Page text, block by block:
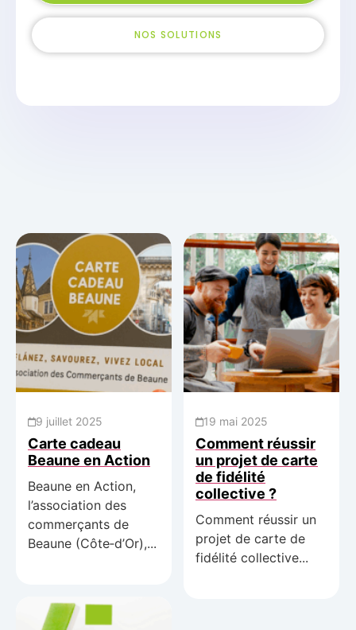
NOS SOLUTIONS
9 juillet 2025
Carte cadeau
Beaune en Action
Beaune en Action,
l’association des
commerçants de
Beaune (Côte‑d’Or),...
19 mai 2025
Comment réussir
un projet de carte
de fidélité
collective ?
Comment réussir un
projet de carte de
fidélité collective...